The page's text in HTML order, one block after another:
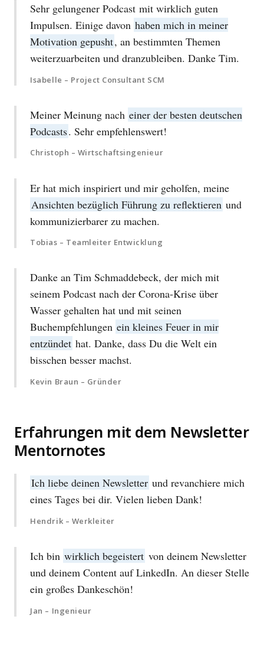
Sehr gelungener Podcast mit wirklich guten
Impulsen. Einige davon haben mich in meiner
Motivation gepusht, an bestimmten Themen
weiterzuarbeiten und dranzubleiben. Danke Tim.
Isabelle – Project Consultant SCM
Meiner Meinung nach einer der besten deutschen
Podcasts. Sehr empfehlenswert!
Christoph – Wirtschaftsingenieur
Er hat mich inspiriert und mir geholfen, meine
Ansichten bezüglich Führung zu reflektieren und
kommunizierbarer zu machen.
Tobias – Teamleiter Entwicklung
Danke an Tim Schmaddebeck, der mich mit
seinem Podcast nach der Corona-Krise über
Wasser gehalten hat und mit seinen
Buchempfehlungen ein kleines Feuer in mir
entzündet hat. Danke, dass Du die Welt ein
bisschen besser machst.
Kevin Braun – Gründer
Erfahrungen mit dem Newsletter
Mentornotes
Ich liebe deinen Newsletter und revanchiere mich
eines Tages bei dir. Vielen lieben Dank!
Hendrik – Werkleiter
Ich bin wirklich begeistert von deinem Newsletter
und deinem Content auf LinkedIn. An dieser Stelle
ein großes Dankeschön!
Jan – Ingenieur